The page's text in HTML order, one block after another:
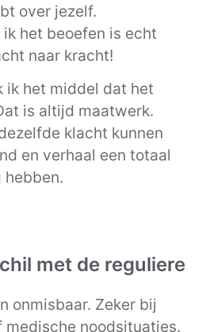
over jezelf.
het beoefen is echt
naar kracht!
ik het middel dat het
is altijd maatwerk.
klacht kunnen
en verhaal een totaal
hebben.
met de reguliere
onmisbaar. Zeker bij
noodsituaties.